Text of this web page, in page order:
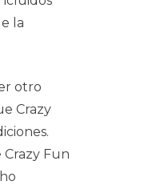
la
otro
Crazy
Crazy Fun